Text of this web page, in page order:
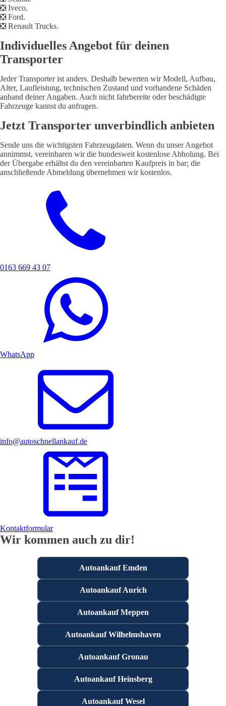
❎ Iveco.
❎ Ford.
❎ Renault Trucks.
Individuelles Angebot für deinen
Transporter
Jeder Transporter ist anders. Deshalb bewerten wir Modell, Aufbau,
Alter, Laufleistung, technischen Zustand und vorhandene Schäden
anhand deiner Angaben. Auch nicht fahrbereite oder beschädigte
Fahrzeuge kannst du anfragen.
Jetzt Transporter unverbindlich anbieten
Sende uns die wichtigsten Fahrzeugdaten. Wenn du unser Angebot
annimmst, vereinbaren wir die bundesweit kostenlose Abholung. Bei
der Übergabe erhältst du den vereinbarten Kaufpreis in bar; die
anschließende Abmeldung übernehmen wir kostenlos.
0163 669 43 07
WhatsApp
info@autoschnellankauf.de
Kontaktformular
Wir kommen auch zu dir!
Autoankauf Emden
Autoankauf Aurich
Autoankauf Meppen
Autoankauf Wilhelmshaven
Autoankauf Gronau
Autoankauf Heinsberg
Autoankauf Wesel